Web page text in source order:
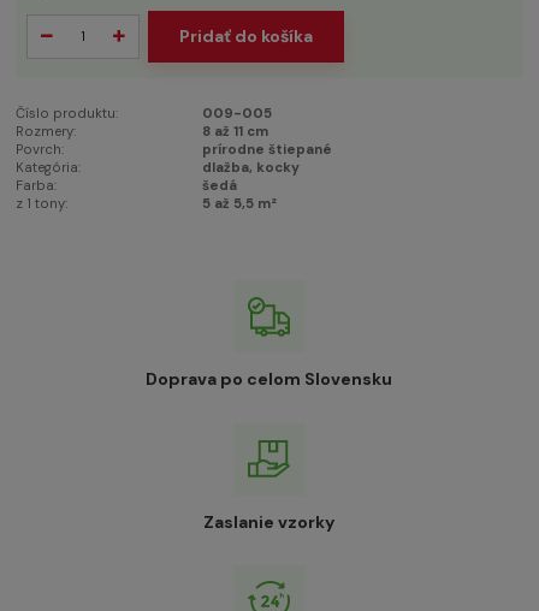
Pridať do košíka
Číslo produktu:
009-005
Rozmery:
8 až 11 cm
Povrch:
prírodne štiepané
Kategória:
dlažba, kocky
Farba:
šedá
z 1 tony:
5 až 5,5 m²
Doprava po celom Slovensku
Zaslanie vzorky